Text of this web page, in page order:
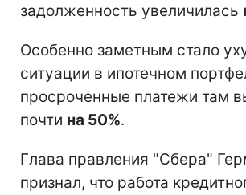
задолженность увеличилась
Особенно заметным стало
ситуации в ипотечном
просроченные платежи там
почти на 50%.
Глава правления "Сбера"
признал, что работа